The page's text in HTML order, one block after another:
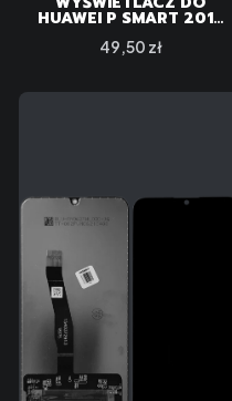
HUAWEI P SMART 2019
Cena
49,50 zł